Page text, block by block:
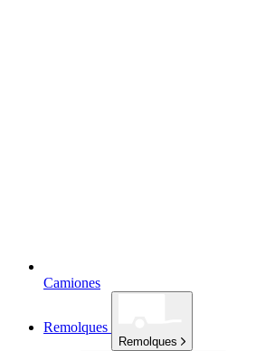
Camiones
Remolques
Remolques